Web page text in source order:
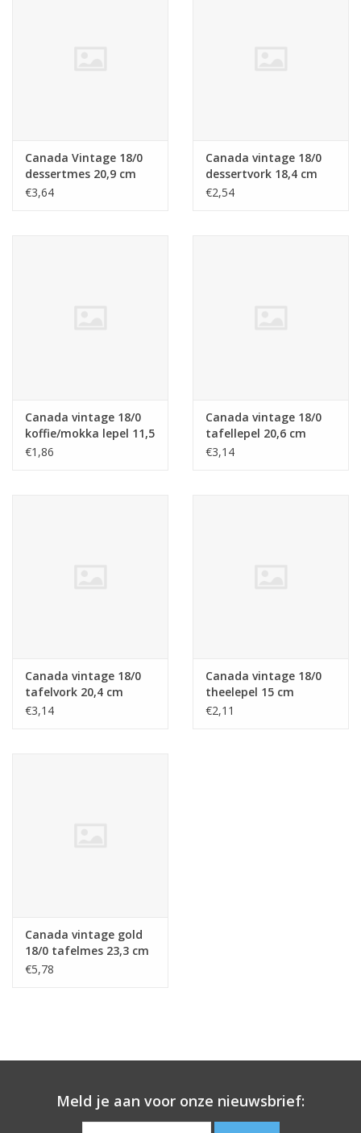
Canada Vintage 18/0
dessertmes 20,9 cm
€3,64
Canada vintage 18/0
dessertvork 18,4 cm
€2,54
Canada vintage 18/0
koffie/mokka lepel 11,5
cm
€1,86
Canada vintage 18/0
tafellepel 20,6 cm
€3,14
Canada vintage 18/0
tafelvork 20,4 cm
€3,14
Canada vintage 18/0
theelepel 15 cm
€2,11
Canada vintage gold
18/0 tafelmes 23,3 cm
€5,78
Meld je aan voor onze nieuwsbrief: